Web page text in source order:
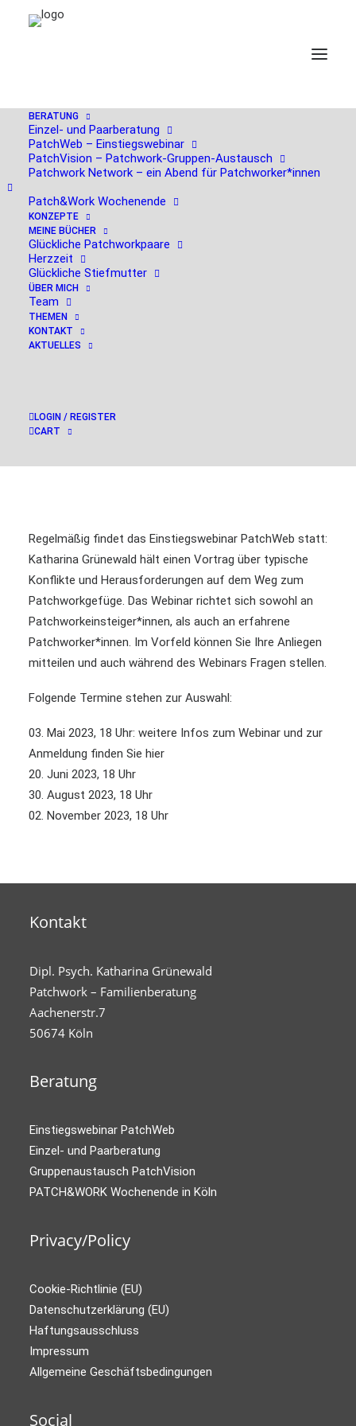
BERATUNG
Einzel- und Paarberatung
PatchWeb – Einstiegswebinar
PatchVision – Patchwork-Gruppen-Austausch
Patchwork Network – ein Abend für Patchworker*innen
Patch&Work Wochenende
KONZEPTE
MEINE BÜCHER
Glückliche Patchworkpaare
Herzzeit
Glückliche Stiefmutter
ÜBER MICH
Team
THEMEN
KONTAKT
AKTUELLES
LOGIN / REGISTER
CART
03. Mai 23 PatchWeb: Von
der 'heilen' Familie zum
Patchworkgefüge
Regelmäßig findet das Einstiegswebinar PatchWeb statt:
Katharina Grünewald hält einen Vortrag über typische
Konflikte und Herausforderungen auf dem Weg zum
Patchworkgefüge. Das Webinar richtet sich sowohl an
Patchworkeinsteiger*innen, als auch an erfahrene
Patchworker*innen. Im Vorfeld können Sie Ihre Anliegen
mitteilen und auch während des Webinars Fragen stellen.
Folgende Termine stehen zur Auswahl:
03. Mai 2023, 18 Uhr: weitere Infos zum Webinar und zur
Anmeldung finden Sie hier
20. Juni 2023, 18 Uhr
30. August 2023, 18 Uhr
02. November 2023, 18 Uhr
Kontakt
Dipl. Psych. Katharina Grünewald
Patchwork – Familienberatung
Aachenerstr.7
50674 Köln
Beratung
Einstiegswebinar PatchWeb
Einzel- und Paarberatung
Gruppenaustausch PatchVision
PATCH&WORK Wochenende in Köln
Privacy/Policy
Cookie-Richtlinie (EU)
Datenschutzerklärung (EU)
Haftungsausschluss
Impressum
Allgemeine Geschäftsbedingungen
Social